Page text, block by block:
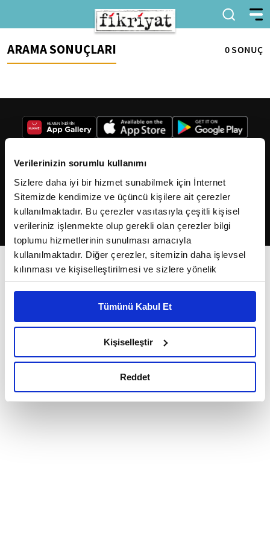
Verilerinizin sorumlu kullanımı
Sizlere daha iyi bir hizmet sunabilmek için İnternet
Sitemizde kendimize ve üçüncü kişilere ait çerezler
kullanılmaktadır. Bu çerezler vasıtasıyla çeşitli kişisel
verileriniz işlenmekte olup gerekli olan çerezler bilgi
toplumu hizmetlerinin sunulması amacıyla
kullanılmaktadır. Diğer çerezler, sitemizin daha işlevsel
kılınması ve kişiselleştirilmesi ve sizlere yönelik
reklam/pazarlama faaliyetlerinin yapılması, amaçlarıyla
Çerezlere ilişkin tercihlerinizi çerez paneli vasıtasıyla
belirleyebilirsiniz. Çerezlere ilişkin detaylı bilgi için
Ayarlar butonuna tıklayabilir,Çerez Bilgilendirme
Metnimizi ziyaret edebilirsiniz.
okumak ve sitemizi ziyaretiniz kapsamında
Tümünü Kabul Et
Kişiselleştir
Reddet
ARAMA SONUÇLARI 0 SONUÇ
2026Fikriyat. Tüm hakları saklıdır.